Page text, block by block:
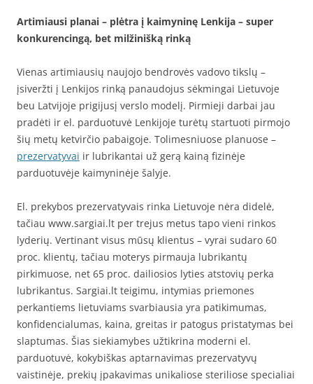
Artimiausi planai – plėtra į kaimyninę Lenkija – super
konkurencingą, bet milžinišką rinką
Vienas artimiausių naujojo bendrovės vadovo tikslų –
įsiveržti į Lenkijos rinką panaudojus sėkmingai Lietuvoje
beu Latvijoje prigijusį verslo modelį. Pirmieji darbai jau
pradėti ir el. parduotuvė Lenkijoje turėtų startuoti pirmojo
šių metų ketvirčio pabaigoje. Tolimesniuose planuose –
prezervatyvai ir lubrikantai už gerą kainą fizinėje
parduotuvėje kaimyninėje šalyje.
El. prekybos prezervatyvais rinka Lietuvoje nėra didelė,
tačiau www.sargiai.lt per trejus metus tapo vieni rinkos
lyderių. Vertinant visus mūsų klientus – vyrai sudaro 60
proc. klientų, tačiau moterys pirmauja lubrikantų
pirkimuose, net 65 proc. dailiosios lyties atstovių perka
lubrikantus. Sargiai.lt teigimu, intymias priemones
perkantiems lietuviams svarbiausia yra patikimumas,
konfidencialumas, kaina, greitas ir patogus pristatymas bei
slaptumas. Šias siekiamybes užtikrina moderni el.
parduotuvė, kokybiškas aptarnavimas prezervatyvų
vaistinėje, prekių įpakavimas unikaliose steriliose specialiai